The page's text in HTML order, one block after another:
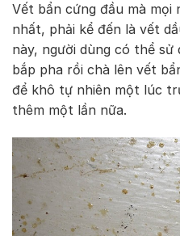
Vết bẩn cứng đầu mà mọi
nhất, phải kể đến là vết
này, người dùng có thể
bắp pha rồi chà lên vết
để khô tự nhiên một lúc
thêm một lần nữa.